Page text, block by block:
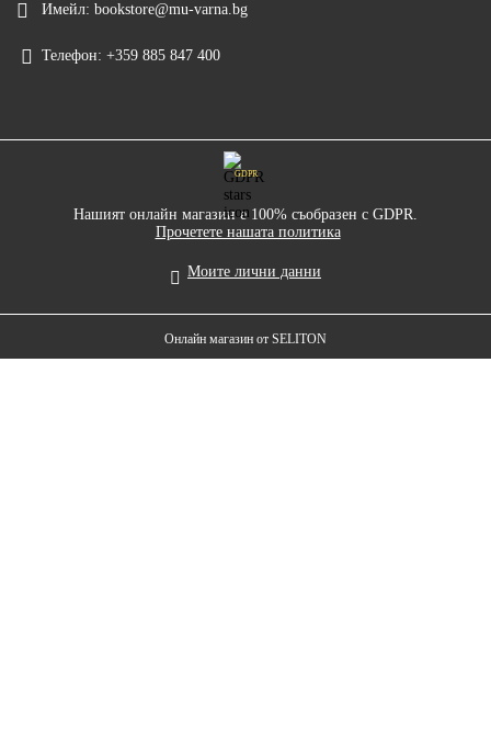
Имейл: bookstore@mu-varna.bg
Телефон: +359 885 847 400
GDPR
Нашият онлайн магазин е 100% съобразен с GDPR.
Прочетете нашата политика
Моите лични данни
Онлайн магазин от SELITON